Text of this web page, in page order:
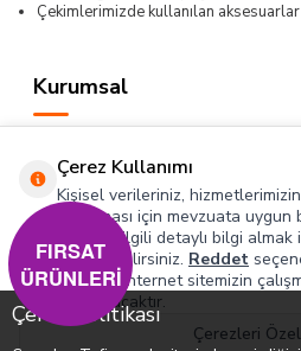
Çerez Politikası
Çekimlerimizde kullanılan
Kurumsal
Hızlı Erişim
Sosyal
Adres & İletişim
Çerez Kullanımı
Kişisel verileriniz,
sunulması için mevzuata
Konuyla ilgili detaylı bilgi almak
inceleyebilirsiniz. Reddet
yalnızca internet sitemizin
kullanılacaktır.
Çerezleri
FIRSAT
ÜRÜNLERİ